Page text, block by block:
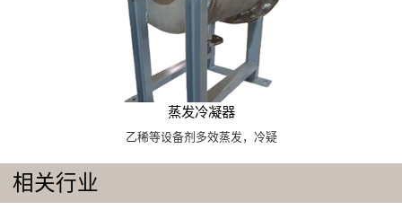
蒸发冷凝器
乙稀等设备剂多效蒸发，冷疑
相关行业